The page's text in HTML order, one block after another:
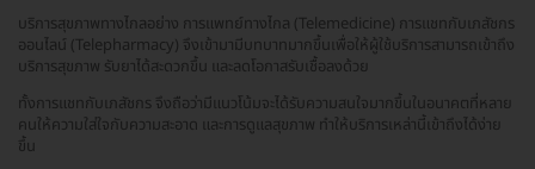
บริการสุขภาพทางไกลอย่าง การแพทย์ทางไกล (Telemedicine) การแชทกับเภสัชกร
ออนไลน์ (Telepharmacy) จึงเข้ามามีบทบาทมากขึ้นเพื่อให้ผู้ใช้บริการสามารถเข้าถึง
บริการสุขภาพ รับยาได้สะดวกขึ้น และลดโอกาสรับเชื้อลงด้วย
ทั้งการแชทกับเภสัชกร จึงถือว่ามีแนวโน้มจะได้รับความสนใจมากขึ้นในอนาคตที่หลาย
คนให้ความใส่ใจกับความสะอาด และการดูแลสุขภาพ ทำให้บริการเหล่านี้เข้าถึงได้ง่าย
ขึ้น